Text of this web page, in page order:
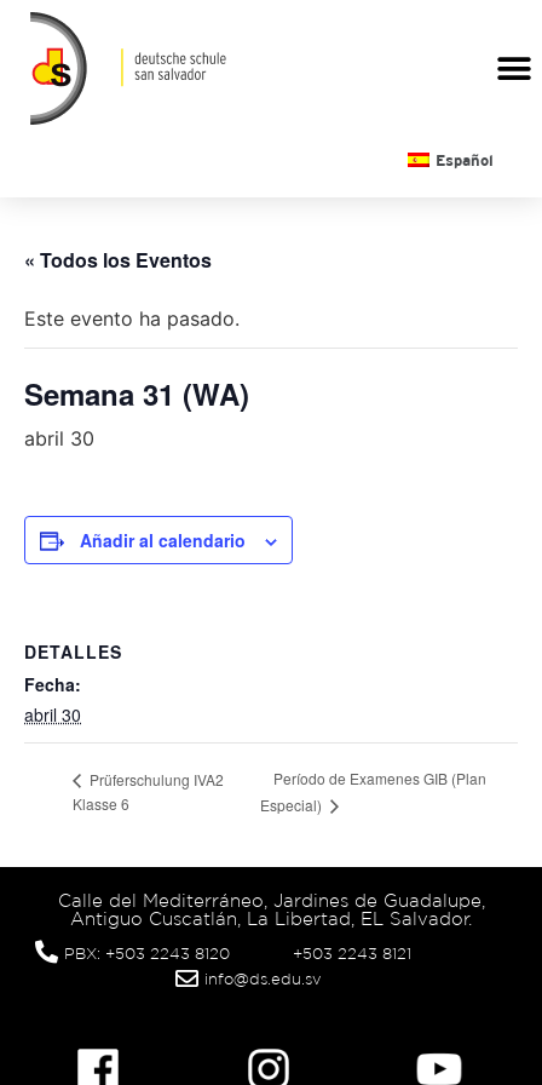
Español
« Todos los Eventos
Este evento ha pasado.
Semana 31 (WA)
abril 30
Añadir al calendario
DETALLES
Fecha:
abril 30
Prüferschulung IVA2
Klasse 6
Período de Examenes GIB (Plan
Especial)
Calle del Mediterráneo, Jardines de Guadalupe,
Antiguo Cuscatlán, La Libertad, EL Salvador.
PBX: +503 2243 8120
+503 2243 8121
info@ds.edu.sv